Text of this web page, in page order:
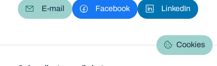
E-mail Facebook LinkedIn
Cookies